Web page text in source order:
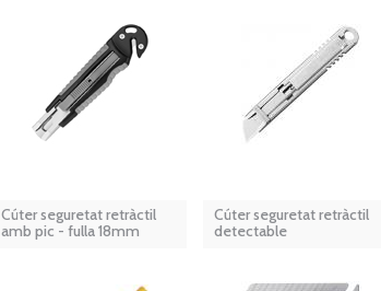
Cúter seguretat retràctil
amb pic - fulla 18mm
Cúter seguretat retràctil
detectable